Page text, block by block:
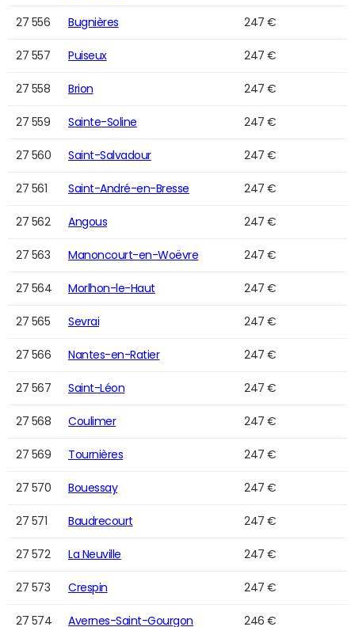
27 556 Bugnières 247 €
27 557 Puiseux 247 €
27 558 Brion 247 €
27 559 Sainte-Soline 247 €
27 560 Saint-Salvadour 247 €
27 561 Saint-André-en-Bresse 247 €
27 562 Angous 247 €
27 563 Manoncourt-en-Woëvre 247 €
27 564 Morlhon-le-Haut 247 €
27 565 Sevrai 247 €
27 566 Nantes-en-Ratier 247 €
27 567 Saint-Léon 247 €
27 568 Coulimer 247 €
27 569 Tournières 247 €
27 570 Bouessay 247 €
27 571 Baudrecourt 247 €
27 572 La Neuville 247 €
27 573 Crespin 247 €
27 574 Avernes-Saint-Gourgon 246 €